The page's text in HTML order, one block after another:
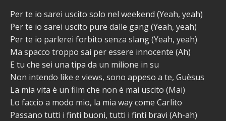
Per te io sarei uscito solo nel weekend (Yeah, yeah)
Per te io sarei uscito pure dalle gang (Yeah, yeah)
Per te io parlerei forbito senza slang (Yeah, yeah)
Ma spacco troppo sai per essere innocente (Ah)
E tu che sei una tipa da un milione in su
Non intendo like e views, sono appeso a te, Guèsus
La mia vita è un film che non è mai uscito (Mai)
Lo faccio a modo mio, la mia way come Carlito
Passano tutti i finti buoni, tutti i finti bravi (Ah-ah)